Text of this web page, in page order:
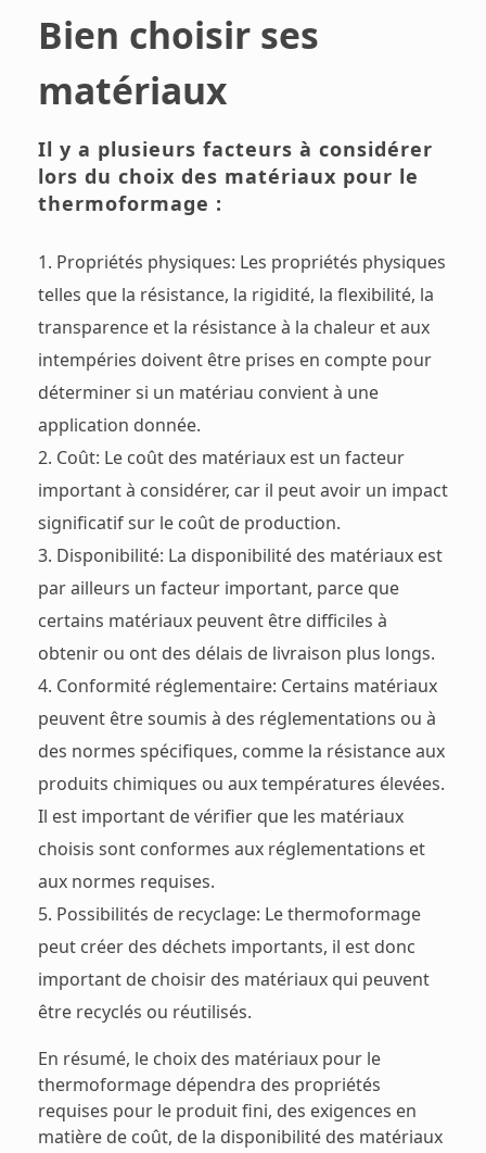
Bien choisir ses
matériaux
Il y a plusieurs facteurs à considérer
lors du choix des matériaux pour le
thermoformage :
Propriétés physiques: Les propriétés physiques
telles que la résistance, la rigidité, la flexibilité, la
transparence et la résistance à la chaleur et aux
intempéries doivent être prises en compte pour
déterminer si un matériau convient à une
application donnée.
Coût: Le coût des matériaux est un facteur
important à considérer, car il peut avoir un impact
significatif sur le coût de production.
Disponibilité: La disponibilité des matériaux est
par ailleurs un facteur important, parce que
certains matériaux peuvent être difficiles à
obtenir ou ont des délais de livraison plus longs.
Conformité réglementaire: Certains matériaux
peuvent être soumis à des réglementations ou à
des normes spécifiques, comme la résistance aux
produits chimiques ou aux températures élevées.
Il est important de vérifier que les matériaux
choisis sont conformes aux réglementations et
aux normes requises.
Possibilités de recyclage: Le thermoformage
peut créer des déchets importants, il est donc
important de choisir des matériaux qui peuvent
être recyclés ou réutilisés.
En résumé, le choix des matériaux pour le
thermoformage dépendra des propriétés
requises pour le produit fini, des exigences en
matière de coût, de la disponibilité des matériaux